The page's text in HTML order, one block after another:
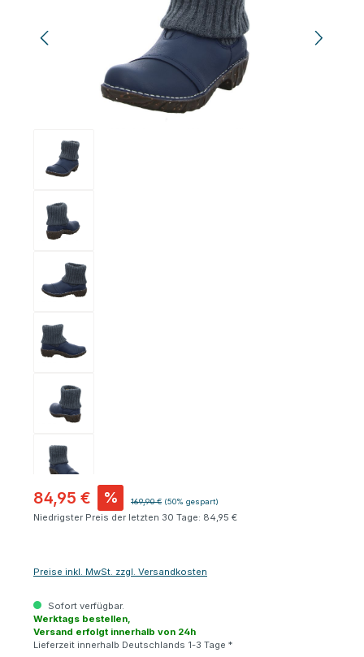
84,95 € % Regulärer Preis:
169,90 € (50% gespart)
Niedrigster Preis der letzten 30 Tage: 84,95 €
Preise inkl. MwSt. zzgl. Versandkosten
Sofort verfügbar.
Werktags bestellen,
Versand erfolgt innerhalb von 24h
Lieferzeit innerhalb Deutschlands 1-3 Tage *